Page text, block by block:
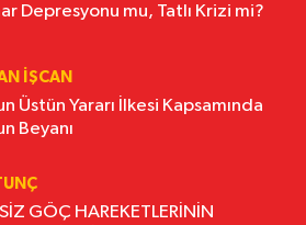
Depresyonu mu, Tatlı Krizi mi?
İŞCAN
Üstün Yararı İlkesi Kapsamında
Beyanı
GÖÇ HAREKETLERİNİN